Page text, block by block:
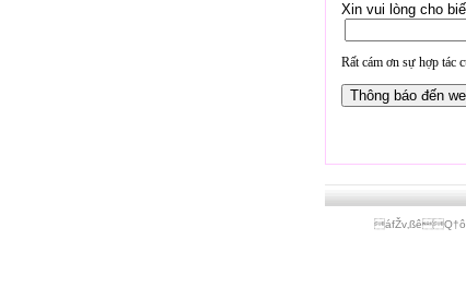
Xin vui lòng cho
Rất cám ơn sự hợp tác